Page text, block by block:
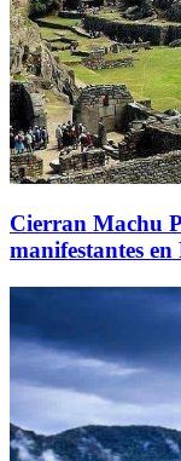
Cierran Machu
manifestantes en